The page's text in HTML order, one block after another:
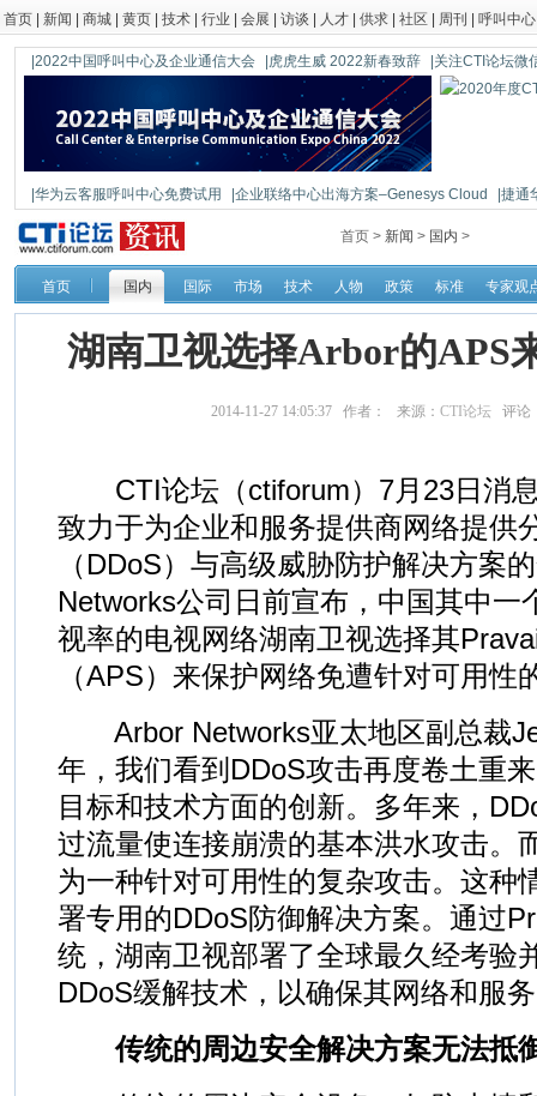
首页 新闻 商城 黄页 技术 行业 会展 访谈 人才 供求 社区 周刊 呼叫中心
|2022中国呼叫中心及企业通信大会 |虎虎生威 2022新春致辞 |关注CTI论坛微
|华为云客服呼叫中心免费试用 |企业联络中心出海方案–Genesys Cloud
|捷通
|鼎信通达新一代语音网关DAG1000-4S
首页 > 新闻 > 国内 >
首页 国内 国际 市场 技术 人物 政策 标准 专家观
湖南卫视选择Arbor的APS
2014-11-27 14:05:37 作者： 来源： CTI论坛 评论
CTI论坛（ctiforum）7月23日消
致力于为企业和服务提供商网络提供
（DDoS）与高级威胁防护解决方案
Networks公司日前宣布，中国其中一
视率的电视网络湖南卫视选择其
（APS）来保护网络免遭针对可用性
Arbor Networks亚太地区副总裁
年，我们看到DDoS攻击再度卷土重
目标和技术方面的创新。多年来，
过流量使连接崩溃的基本洪水攻击。
为一种针对可用性的复杂攻击。这种
署专用的DDoS防御解决方案。通过
统，湖南卫视部署了全球最久经考验
DDoS缓解技术，以确保其网络和服
传统的周边安全解决方案无法抵